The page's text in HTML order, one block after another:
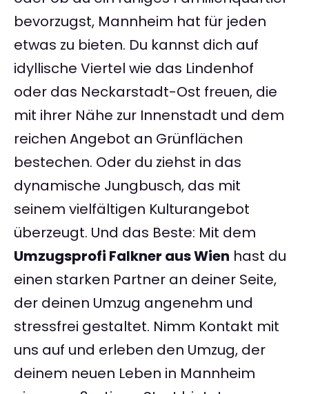
bevorzugst, Mannheim hat für jeden
etwas zu bieten. Du kannst dich auf
idyllische Viertel wie das Lindenhof
oder das Neckarstadt-Ost freuen, die
mit ihrer Nähe zur Innenstadt und dem
reichen Angebot an Grünflächen
bestechen. Oder du ziehst in das
dynamische Jungbusch, das mit
seinem vielfältigen Kulturangebot
überzeugt. Und das Beste: Mit dem
Umzugsprofi Falkner aus Wien hast du
einen starken Partner an deiner Seite,
der deinen Umzug angenehm und
stressfrei gestaltet. Nimm Kontakt mit
uns auf und erleben den Umzug, der
deinem neuen Leben in Mannheim